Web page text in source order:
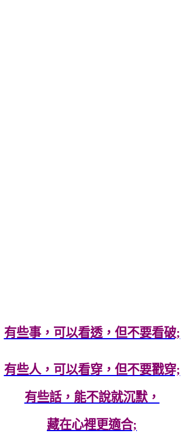
有些事，可以看透，但不要看破;
有些人，可以看穿，但不要戳穿;
有些話，能不說就沉默，
藏在心裡更適合;